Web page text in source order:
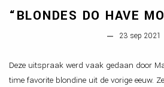
NATUURLIJKE
ONZE ONLINE SALON
“BLONDES DO HAVE
23 sep 2021
Deze uitspraak werd vaak gedaan door
time favorite blondine uit de vorige eeuw.